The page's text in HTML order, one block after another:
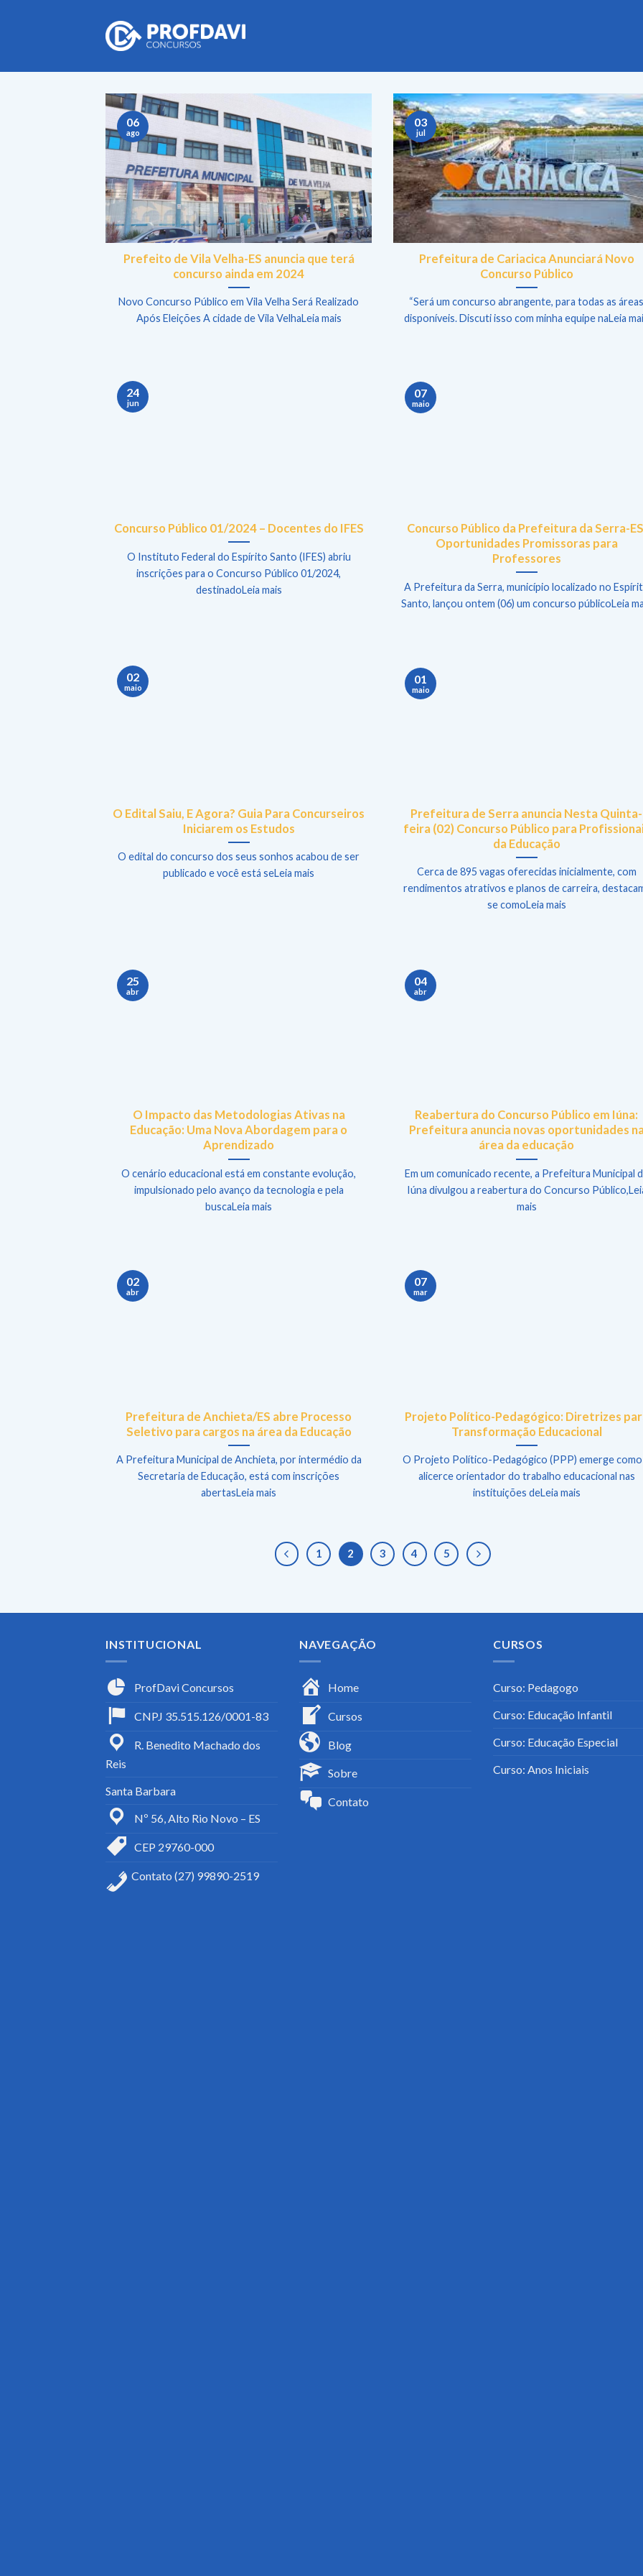
Prefeito de Vila Velha-ES anuncia que terá
concurso ainda em 2024
Novo Concurso Público em Vila Velha Será Realizado
Após Eleições A cidade de Vila VelhaLeia mais
06
ago
Prefeitura de Cariacica Anunciará Novo
Concurso Público
“Será um concurso abrangente, para todas as áreas
disponíveis. Discuti isso com minha equipe naLeia
03
jul
Concurso Público 01/2024 – Docentes do IFES
O Instituto Federal do Espírito Santo (IFES) abriu
inscrições para o Concurso Público 01/2024,
destinadoLeia mais
24
jun
Concurso Público da Prefeitura da Serra-
Oportunidades Promissoras para
Professores
A Prefeitura da Serra, município localizado no
Santo, lançou ontem (06) um concurso públicoLeia
07
maio
O Edital Saiu, E Agora? Guia Para Concurseiros
Iniciarem os Estudos
O edital do concurso dos seus sonhos acabou de ser
publicado e você está seLeia mais
02
maio
Prefeitura de Serra anuncia Nesta Quinta-
feira (02) Concurso Público para
da Educação
Cerca de 895 vagas oferecidas inicialmente, com
rendimentos atrativos e planos de carreira,
se comoLeia mais
01
maio
O Impacto das Metodologias Ativas na
Educação: Uma Nova Abordagem para o
Aprendizado
O cenário educacional está em constante evolução,
impulsionado pelo avanço da tecnologia e pela
buscaLeia mais
25
abr
Reabertura do Concurso Público em Iúna:
Prefeitura anuncia novas oportunidades na
área da educação
Em um comunicado recente, a Prefeitura Municipal
Iúna divulgou a reabertura do Concurso
mais
04
abr
Prefeitura de Anchieta/ES abre Processo
Seletivo para cargos na área da Educação
A Prefeitura Municipal de Anchieta, por intermédio da
Secretaria de Educação, está com inscrições
abertasLeia mais
02
abr
Projeto Político-Pedagógico: Diretrizes
Transformação Educacional
O Projeto Político-Pedagógico (PPP) emerge
alicerce orientador do trabalho educacional nas
instituições deLeia mais
07
mar
1 2 3 4 5
INSTITUCIONAL
ProfDavi Concursos
CNPJ 35.515.126/0001-83
R. Benedito Machado dos
Reis
Santa Barbara
Nº 56, Alto Rio Novo – ES
CEP 29760-000
Contato (27) 99890-2519
NAVEGAÇÃO
Home
Cursos
Blog
Sobre
Contato
CURSOS
Curso: Pedagogo
Curso: Educação Infantil
Curso: Educação Especial
Curso: Anos Iniciais